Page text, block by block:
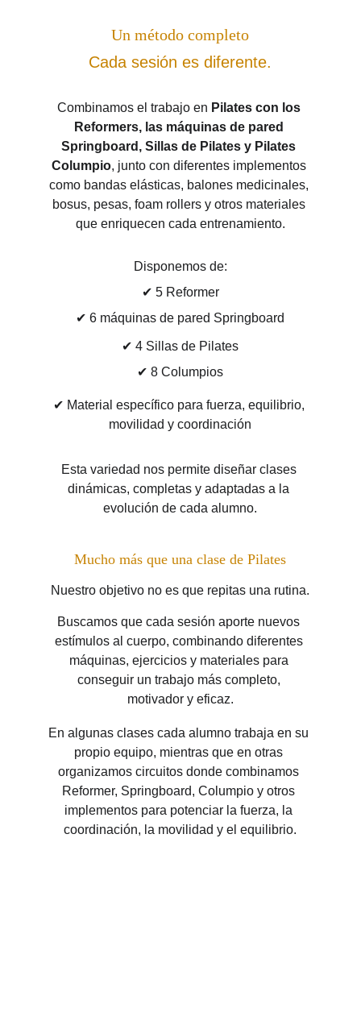
Un método completo
Cada sesión es diferente.
Combinamos el trabajo en Pilates con los
Reformers, las máquinas de pared
Springboard, Sillas de Pilates y Pilates
Columpio, junto con diferentes implementos
como bandas elásticas, balones medicinales,
bosus, pesas, foam rollers y otros materiales
que enriquecen cada entrenamiento.
Disponemos de:
✔ 5 Reformer
✔ 6 máquinas de pared Springboard
✔ 4 Sillas de Pilates
✔ 8 Columpios
✔ Material específico para fuerza, equilibrio,
movilidad y coordinación
Esta variedad nos permite diseñar clases
dinámicas, completas y adaptadas a la
evolución de cada alumno.
Mucho más que una clase de Pilates
Nuestro objetivo no es que repitas una rutina.
Buscamos que cada sesión aporte nuevos
estímulos al cuerpo, combinando diferentes
máquinas, ejercicios y materiales para
conseguir un trabajo más completo,
motivador y eficaz.
En algunas clases cada alumno trabaja en su
propio equipo, mientras que en otras
organizamos circuitos donde combinamos
Reformer, Springboard, Columpio y otros
implementos para potenciar la fuerza, la
coordinación, la movilidad y el equilibrio.